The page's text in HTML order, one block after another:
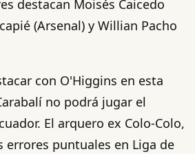
destacan Moisés Caicedo
(Arsenal) y Willian Pacho
con O'Higgins en esta
no podrá jugar el
El arquero ex Colo-Colo,
errores puntuales en Liga de